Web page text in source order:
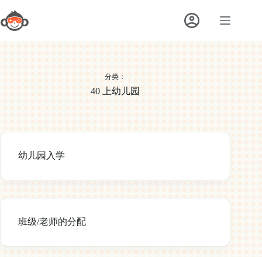
至
内
容
分类：
40 上幼儿园
幼儿园入学
班级/老师的分配